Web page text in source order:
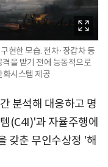
현한 모습. 전차·장갑차 등
을 받기 전에 능동적으로
화시스템 제공
분석해 대응하고 명
(C4I)'과 자율주행에
갖춘 무인수상정 '해